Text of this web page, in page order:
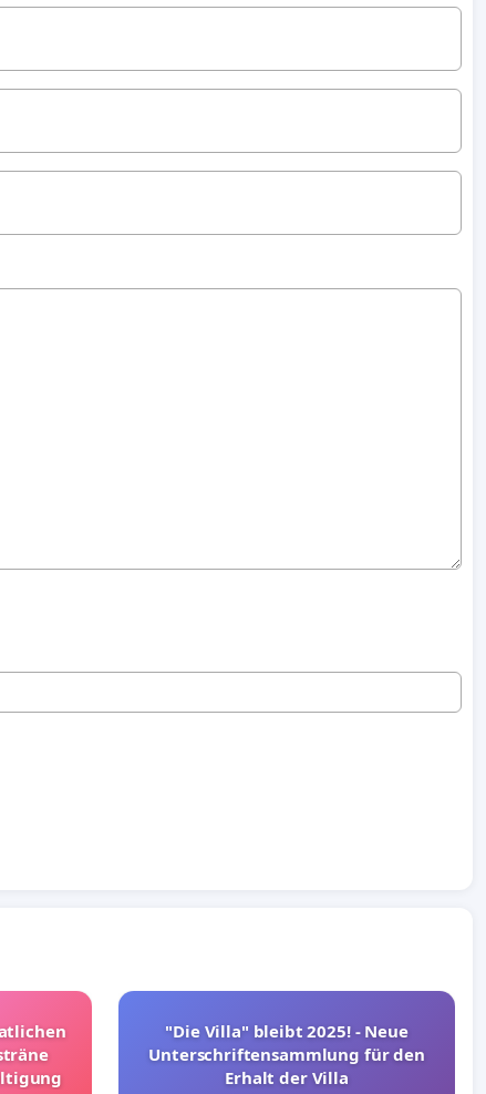
"Die Villa" bleibt 2025! - Neue
Unterschriftensammlung für den
Erhalt der Villa